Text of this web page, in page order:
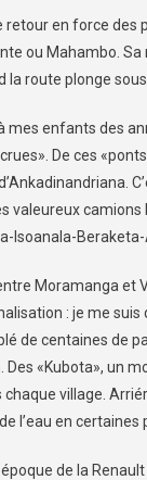
retour en force
ou Mahambo.
route plonge sous
à mes enfants
De ces
valeureux
Isoanala-
Moramanga
: je me
de centaines de
Des «Kubota», un
village.
en certaines
de la